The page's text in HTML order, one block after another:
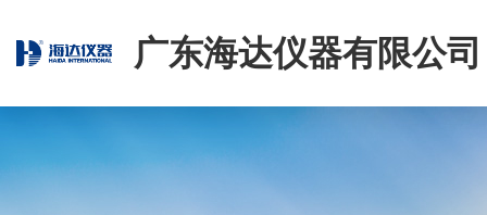
广东海达仪器有限公司